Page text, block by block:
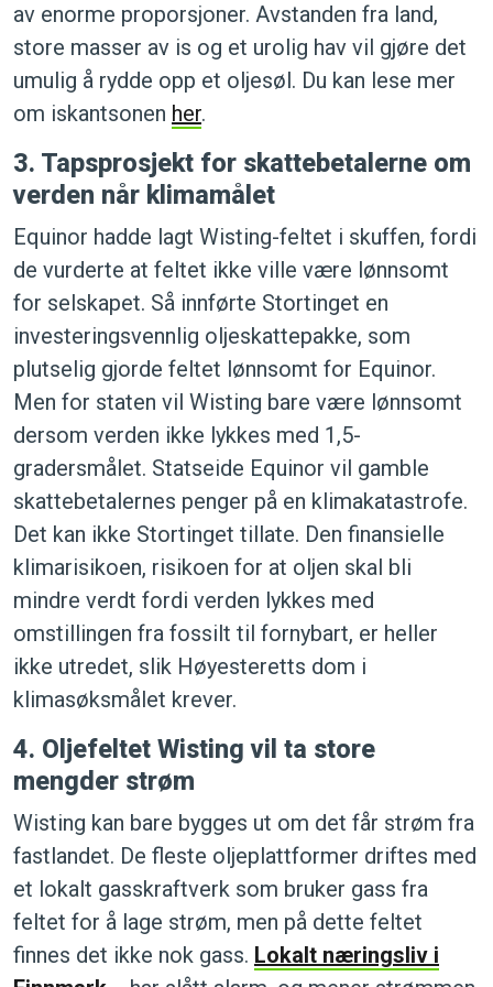
av enorme proporsjoner. Avstanden fra land,
store masser av is og et urolig hav vil gjøre det
umulig å rydde opp et oljesøl. Du kan lese mer
om iskantsonen her.
3. Tapsprosjekt for skattebetalerne om
verden når klimamålet
Equinor hadde lagt Wisting-feltet i skuffen, fordi
de vurderte at feltet ikke ville være lønnsomt
for selskapet. Så innførte Stortinget en
investeringsvennlig oljeskattepakke, som
plutselig gjorde feltet lønnsomt for Equinor.
Men for staten vil Wisting bare være lønnsomt
dersom verden ikke lykkes med 1,5-
gradersmålet. Statseide Equinor vil gamble
skattebetalernes penger på en klimakatastrofe.
Det kan ikke Stortinget tillate. Den finansielle
klimarisikoen, risikoen for at oljen skal bli
mindre verdt fordi verden lykkes med
omstillingen fra fossilt til fornybart, er heller
ikke utredet, slik Høyesteretts dom i
klimasøksmålet krever.
4. Oljefeltet Wisting vil ta store
mengder strøm
Wisting kan bare bygges ut om det får strøm fra
fastlandet. De fleste oljeplattformer driftes med
et lokalt gasskraftverk som bruker gass fra
feltet for å lage strøm, men på dette feltet
finnes det ikke nok gass. Lokalt næringsliv i